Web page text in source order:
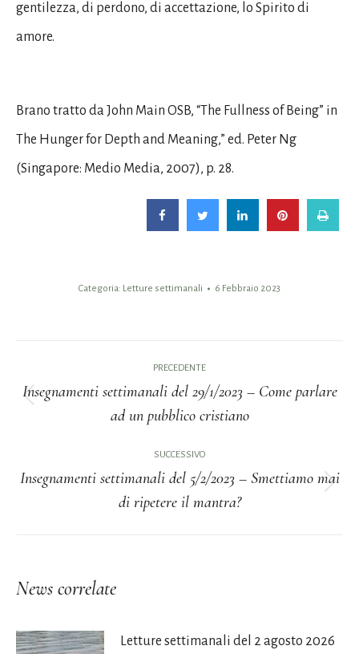
gentilezza, di perdono, di accettazione, lo Spirito di
amore.
Brano tratto da John Main OSB, “The Fullness of Being” in
The Hunger for Depth and Meaning,” ed. Peter Ng
(Singapore: Medio Media, 2007), p. 28.
Categoria: Letture settimanali 6 Febbraio 2023
tra
PRECEDENTE
Post
Insegnamenti settimanali del 29/1/2023 – Come parlare
ad un pubblico cristiano
SUCCESSIVO
Prossimo
Insegnamenti settimanali del 5/2/2023 – Smettiamo mai
di ripetere il mantra?
News correlate
Letture settimanali del 2 agosto 2026